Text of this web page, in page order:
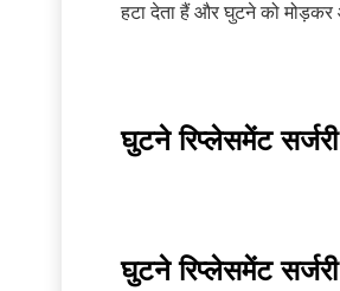
हटा देता हैं और घुटने को मोड़कर
घुटने रिप्लेसमेंट
घुटने रिप्लेसमेंट